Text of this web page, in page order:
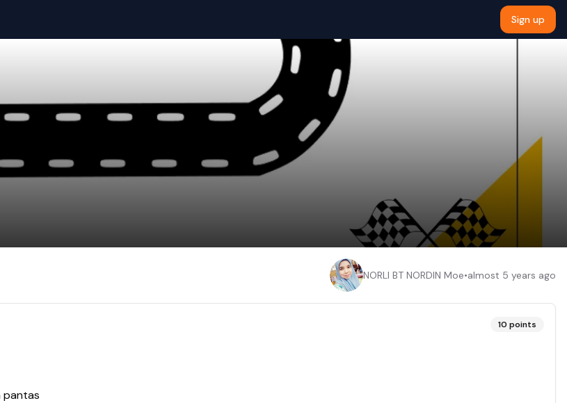
Sign up
NORLI BT NORDIN Moe•almost 5 years ago
10 points
pantas